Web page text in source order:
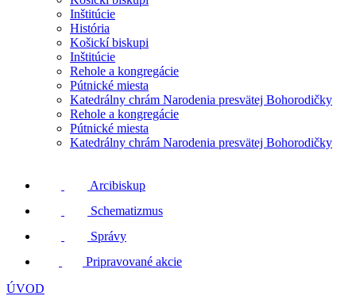
Inštitúcie
História
Košickí biskupi
Inštitúcie
Rehole a kongregácie
Pútnické miesta
Katedrálny chrám Narodenia presvätej Bohorodičky
Rehole a kongregácie
Pútnické miesta
Katedrálny chrám Narodenia presvätej Bohorodičky
Arcibiskup
Schematizmus
Správy
Pripravované akcie
ÚVOD